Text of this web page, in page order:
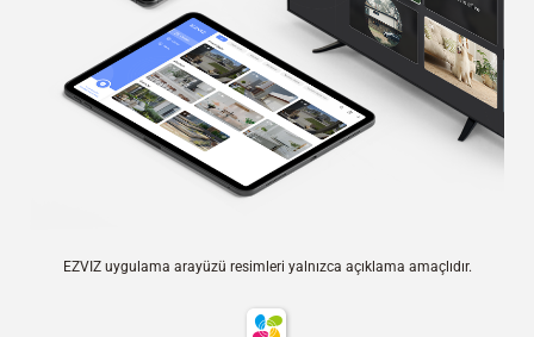
EZVIZ uygulama arayüzü resimleri yalnızca açıklama amaçlıdır.